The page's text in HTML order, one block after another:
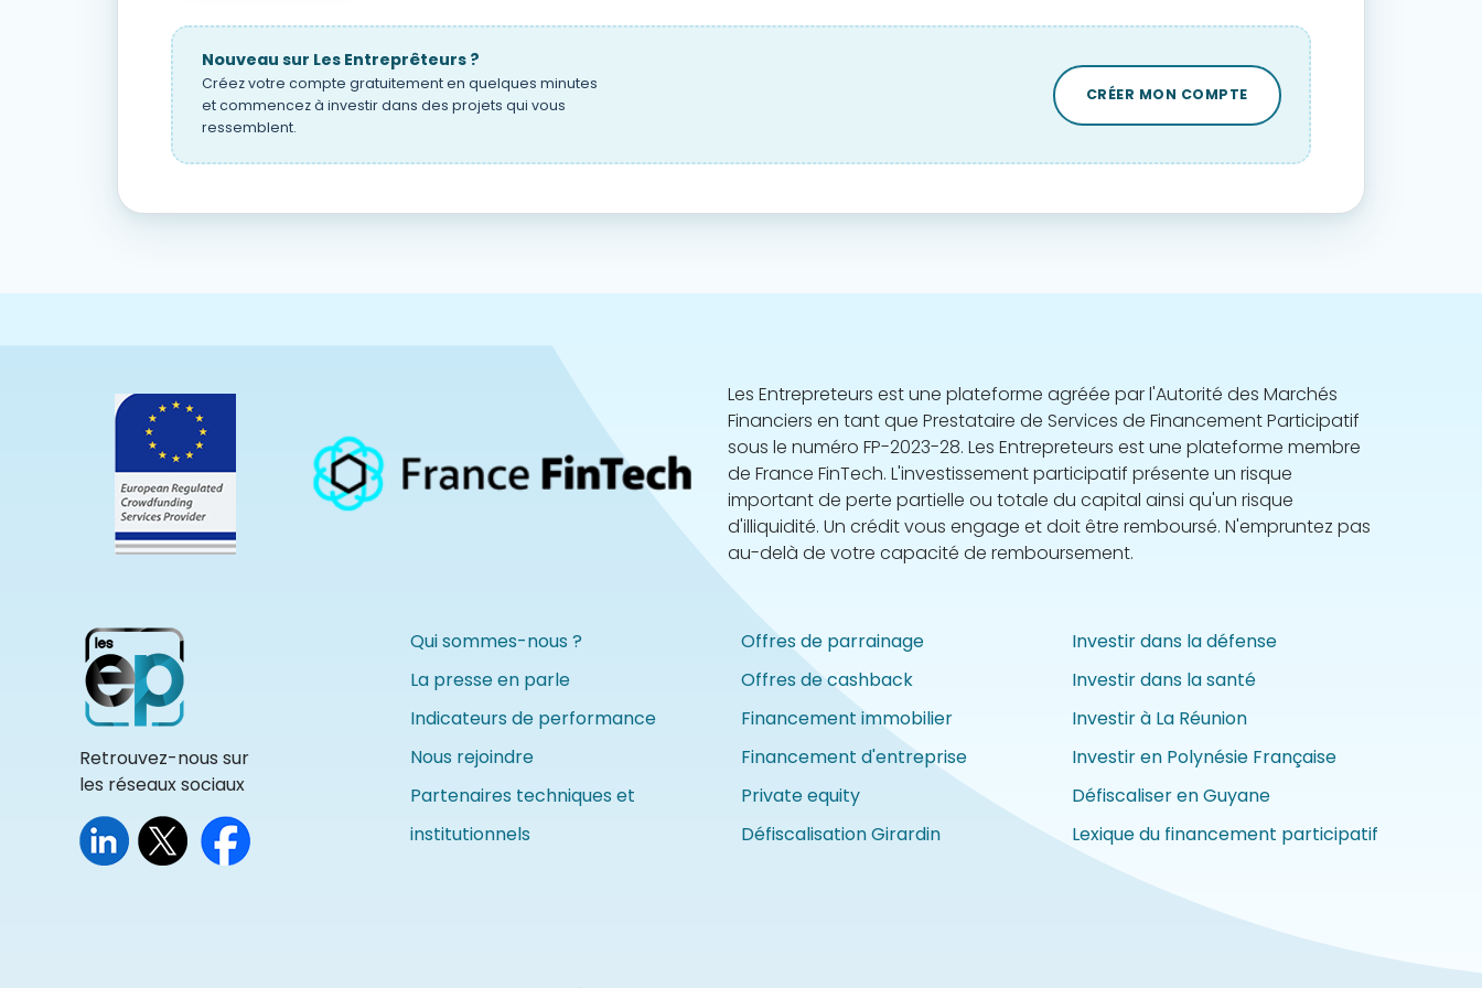
Nouveau sur Les Entreprêteurs ?
Créez votre compte gratuitement en quelques minutes
et commencez à investir dans des projets qui vous
ressemblent.
CRÉER MON COMPTE
Les Entrepreteurs est une plateforme agréée par l'Autorité des Marchés
Financiers en tant que Prestataire de Services de Financement Participatif
sous le numéro FP-2023-28. Les Entrepreteurs est une plateforme membre
de France FinTech. L'investissement participatif présente un risque
important de perte partielle ou totale du capital ainsi qu'un risque
d'illiquidité. Un crédit vous engage et doit être remboursé. N'empruntez pas
au-delà de votre capacité de remboursement.
Retrouvez-nous sur
les réseaux sociaux
Qui sommes-nous ?
La presse en parle
Indicateurs de performance
Nous rejoindre
Partenaires techniques et
institutionnels
Offres de parrainage
Offres de cashback
Financement immobilier
Financement d'entreprise
Private equity
Défiscalisation Girardin
Investir dans la défense
Investir dans la santé
Investir à La Réunion
Investir en Polynésie Française
Défiscaliser en Guyane
Lexique du financement participatif